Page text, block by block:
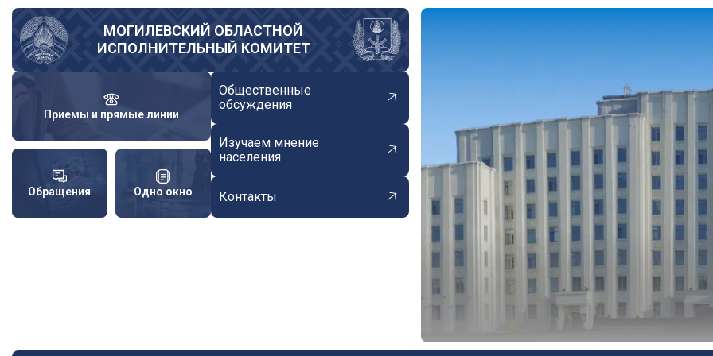
Перейти
основному
содержанию
МОГИЛЕВСКИЙ ОБЛАСТНОЙ
ИСПОЛНИТЕЛЬНЫЙ КОМИТЕТ
Приемы и прямые линии
Обращения Одно окно
Общественные
обсуждения
Изучаем мнение
населения
Контакты